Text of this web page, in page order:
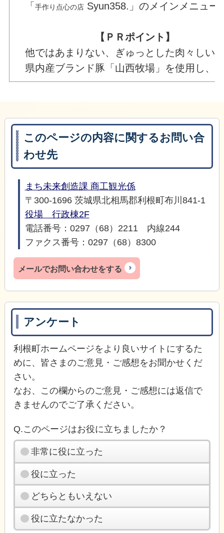
「手作り点心の店 Syun358.」のメインメニュ
【ＰＲポイント】
他ではあまりない、ぎゅっとした肉々しい
県内産ブランド豚「山西牧場」を使用し、
このページの内容に関するお問い合
わせ先
まち未来創造課 商工観光係
〒300-1696 茨城県北相馬郡利根町布川841-1
役場 行政棟2F
電話番号：0297（68）2211 内線244
ファクス番号：0297（68）8300
メールでお問い合わせをする
アンケート
利根町ホームページをより良いサイトにするた
めに、皆さまのご意見・ご感想をお聞かせくだ
さい。
なお、この欄からのご意見・ご感想には返信で
きませんのでご了承ください。
Q.このページはお役に立ちましたか？
非常に役に立った
役に立った
どちらともいえない
役に立たなかった